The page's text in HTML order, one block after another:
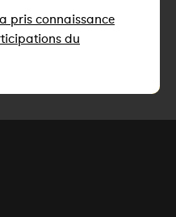
pris connaissance
du